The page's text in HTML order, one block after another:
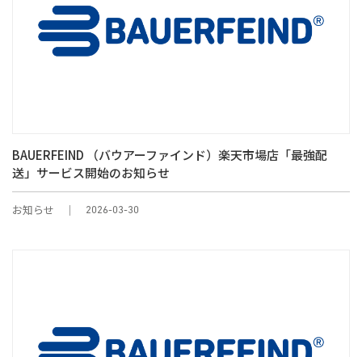
BAUERFEIND （バウアーファインド）楽天市場店「最強配
送」サービス開始のお知らせ
お知らせ 2026-03-30